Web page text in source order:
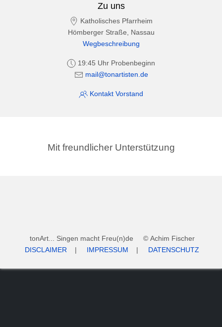
Zu uns
Katholisches Pfarrheim
Hömberger Straße, Nassau
Wegbeschreibung
19:45 Uhr Probenbeginn
mail@tonartisten.de
Kontakt Vorstand
Mit freundlicher Unterstützung
tonArt... Singen macht Freu(n)de © Achim Fischer
DISCLAIMER | IMPRESSUM | DATENSCHUTZ